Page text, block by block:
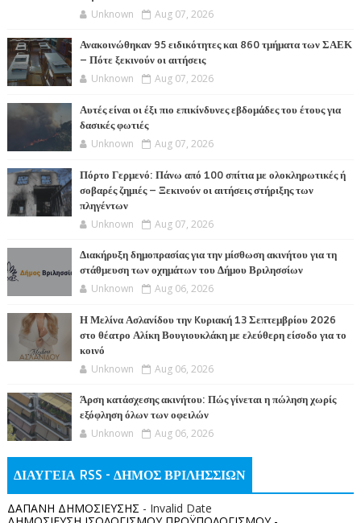
Unknown Aug 07, 2026
Ανακοινώθηκαν 95 ειδικότητες και 860 τμήματα των ΣΑΕΚ
– Πότε ξεκινούν οι αιτήσεις
Unknown Aug 07, 2026
Αυτές είναι οι έξι πιο επικίνδυνες εβδομάδες του έτους για
δασικές φωτιές
Unknown Aug 07, 2026
Πόρτο Γερμενό: Πάνω από 100 σπίτια με ολοκληρωτικές ή
σοβαρές ζημιές – Ξεκινούν οι αιτήσεις στήριξης των
πληγέντων
Unknown Aug 07, 2026
Διακήρυξη δημοπρασίας για την μίσθωση ακινήτου για τη
στάθμευση των οχημάτων του Δήμου Βριλησσίων
Unknown Aug 06, 2026
Η Μελίνα Ασλανίδου την Kυριακή 13 Σεπτεμβρίου 2026
στο θέατρο Αλίκη Βουγιουκλάκη με ελεύθερη είσοδο για το
κοινό
Unknown Aug 06, 2026
Άρση κατάσχεσης ακινήτου: Πώς γίνεται η πώληση χωρίς
εξόφληση όλων των οφειλών
Unknown Aug 06, 2026
ΔΙΑΥΓΕΙΑ RSS - ΔΗΜΟΣ ΒΡΙΛΗΣΣΙΩΝ
ΔΑΠΑΝΗ ΔΗΜΟΣΙΕΥΣΗΣ - Invalid Date